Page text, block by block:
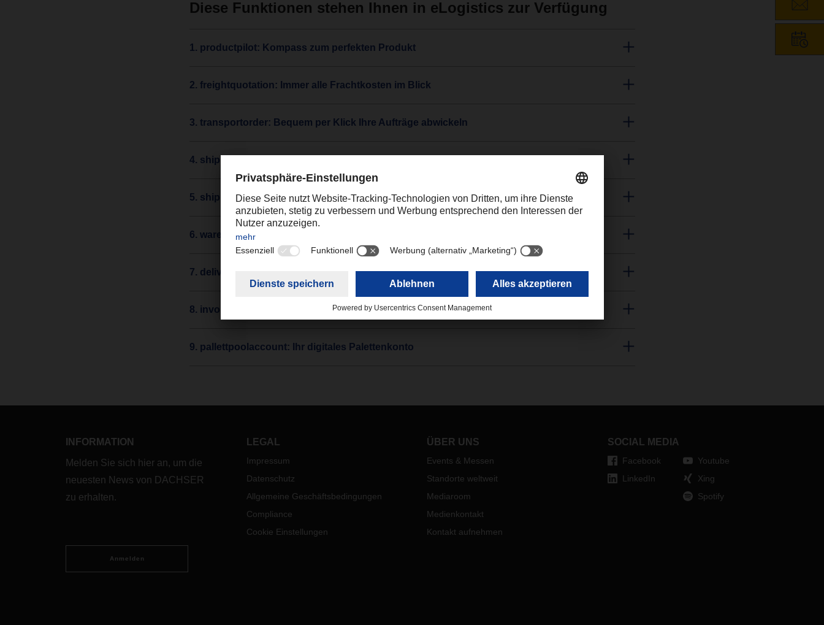
Diese Funktionen stehen Ihnen in eLogistics zur Verfügung
1. productpilot: Kompass zum perfekten Produkt
2. freightquotation: Immer alle Frachtkosten im Blick
3. transportorder: Bequem per Klick Ihre Aufträge abwickeln
4. shipmentpointer: Immer sofort über den aktuellsten Status der Sendung informiert
5. shipmentcontrol: Alle Sendungen auf einen Blick
6. warehousecontrol: Ihr Fenster ins Warehouse
7. deliveryorder: So holen Sie Ihre Ware aus dem Lager
8. invoicecenter: So verwalten Sie Ihre Rechnungen online
9. pallettpoolaccount: Ihr digitales Palettenkonto
INFORMATION
Melden Sie sich hier an, um die
neuesten News von DACHSER
zu erhalten.
Anmelden
LEGAL
Impressum
Datenschutz
Allgemeine Geschäftsbedingungen
Compliance
Cookie Einstellungen
ÜBER UNS
Events & Messen
Standorte weltweit
Mediaroom
Medienkontakt
Kontakt aufnehmen
SOCIAL MEDIA
Facebook
LinkedIn
Youtube
Xing
Spotify